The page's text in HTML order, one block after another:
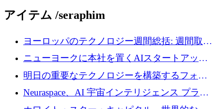
アイテム /seraphim
ヨーロッパのテクノロジー週間総括: 週間取引
額 8 億 7,800 万ユーロと 2026 年上半期の主要
ニューヨークに本社を置くAIスタートアップ
Modal Labsがロンドンオフィスを開設
明日の重要なテクノロジーを構築するフォト
ニクスのスケールアップに対応する
Neuraspace、AI 宇宙インテリジェンス プラッ
トフォームの拡大に 1,560 万ユーロを投資